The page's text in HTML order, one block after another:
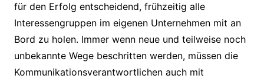
für den Erfolg entscheidend, frühzeitig alle
Interessengruppen im eigenen Unternehmen mit an
Bord zu holen. Immer wenn neue und teilweise noch
unbekannte Wege beschritten werden, müssen die
Kommunikationsverantwortlichen auch mit